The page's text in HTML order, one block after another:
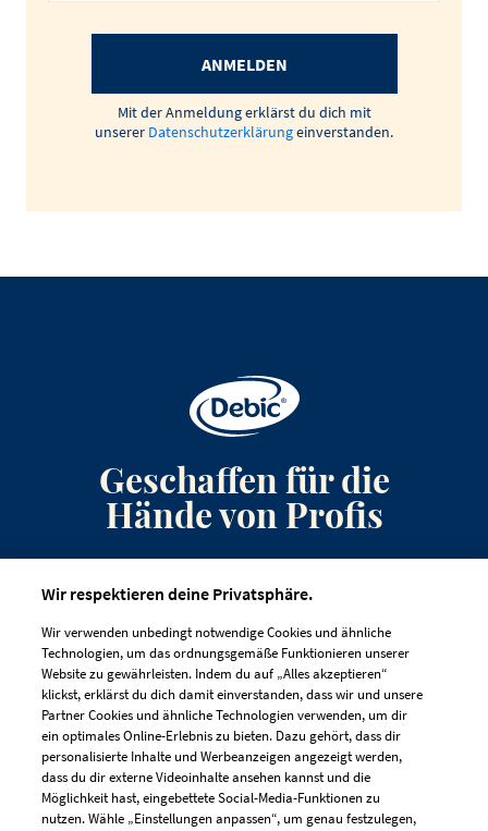
ANMELDEN
Mit der Anmeldung erklärst du dich mit
unserer Datenschutzerklärungeinverstanden.
Geschaffen für die
Hände von Profis
Häufig gestellte Fragen
IMPRESSUM
DATENSCHUTZRICHTLINIE
COOKIE-RICHTLINIEN
Wir respektieren deine Privatsphäre.
Wir verwenden unbedingt notwendige Cookies und ähnliche
Technologien, um das ordnungsgemäße Funktionieren unserer
Website zu gewährleisten. Indem du auf „Alles akzeptieren“
klickst, erklärst du dich damit einverstanden, dass wir und unsere
Partner Cookies und ähnliche Technologien verwenden, um dir
ein optimales Online-Erlebnis zu bieten. Dazu gehört, dass dir
personalisierte Inhalte und Werbeanzeigen angezeigt werden,
dass du dir externe Videoinhalte ansehen kannst und die
Möglichkeit hast, eingebettete Social-Media-Funktionen zu
nutzen. Wähle „Einstellungen anpassen“, um genau festzulegen,